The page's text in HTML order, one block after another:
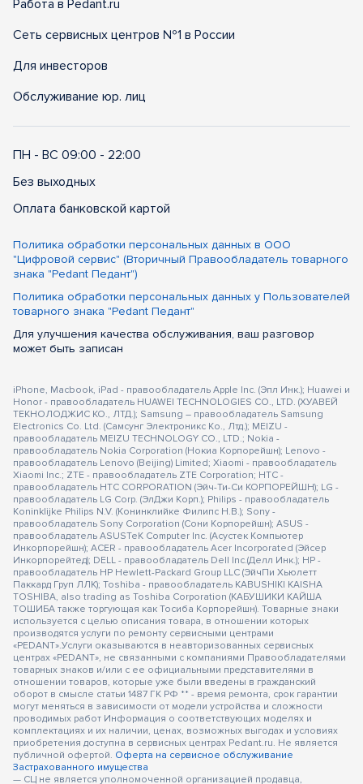
Работа в Pedant.ru
Сеть сервисных центров №1 в России
Для инвесторов
Обслуживание юр. лиц
ПН - ВС 09:00 - 22:00
Без выходных
Оплата банковской картой
Политика обработки персональных данных в ООО
"Цифровой сервис" (Вторичный Правообладатель товарного
знака "Pedant Педант")
Политика обработки персональных данных у Пользователей
товарного знака "Pedant Педант"
Для улучшения качества обслуживания, ваш разговор
может быть записан
iPhone, Macbook, iPad - правообладатель Apple Inc. (Эпл Инк.); Huawei и
Honor - правообладатель HUAWEI TECHNOLOGIES CO., LTD. (ХУАВЕЙ
ТЕКНОЛОДЖИС КО., ЛТД.); Samsung – правообладатель Samsung
Electronics Co. Ltd. (Самсунг Электроникс Ко., Лтд.); MEIZU -
правообладатель MEIZU TECHNOLOGY CO., LTD.; Nokia -
правообладатель Nokia Corporation (Нокиа Корпорейшн); Lenovo -
правообладатель Lenovo (Beijing) Limited; Xiaomi - правообладатель
Xiaomi Inc.; ZTE - правообладатель ZTE Corporation; HTC -
правообладатель HTC CORPORATION (Эйч-Ти-Си КОРПОРЕЙШН); LG -
правообладатель LG Corp. (ЭлДжи Корп.); Philips - правообладатель
Koninklijke Philips N.V. (Конинклийке Филипс Н.В.); Sony -
правообладатель Sony Corporation (Сони Корпорейшн); ASUS -
правообладатель ASUSTeK Computer Inc. (Асустек Компьютер
Инкорпорейшн); ACER - правообладатель Acer Incorporated (Эйсер
Инкорпорейтед); DELL - правообладатель Dell Inc.(Делл Инк.); HP -
правообладатель HP Hewlett-Packard Group LLC (ЭйчПи Хьюлетт
Паккард Груп ЛЛК); Toshiba - правообладатель KABUSHIKI KAISHA
TOSHIBA, also trading as Toshiba Corporation (КАБУШИКИ КАЙША
ТОШИБА также торгующая как Тосиба Корпорейшн). Товарные знаки
используется с целью описания товара, в отношении которых
производятся услуги по ремонту сервисными центрами
«PEDANT».Услуги оказываются в неавторизованных сервисных
центрах «PEDANT», не связанными с компаниями Правообладателями
товарных знаков и/или с ее официальными представителями в
отношении товаров, которые уже были введены в гражданский
оборот в смысле статьи 1487 ГК РФ ** - время ремонта, срок гарантии
могут меняться в зависимости от модели устройства и сложности
проводимых работ Информация о соответствующих моделях и
комплектациях и их наличии, ценах, возможных выгодах и условиях
приобретения доступна в сервисных центрах Pedant.ru. Не является
публичной офертой. Оферта на сервисное обслуживание
Застрахованного имущества
— СЦ не является уполномоченной организацией продавца,